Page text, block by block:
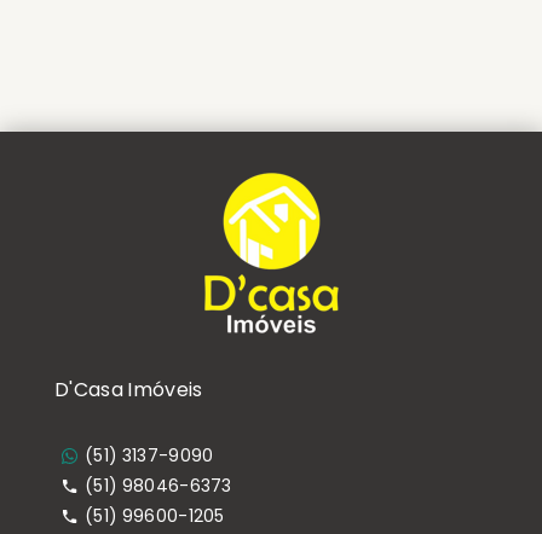
D'Casa Imóveis
(51) 3137-9090
(51) 98046-6373
(51) 99600-1205